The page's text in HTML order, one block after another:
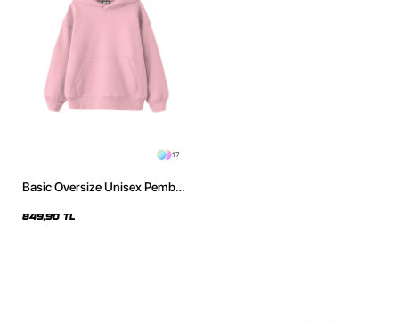
17
Basic Oversize Unisex Pembe
849,90 TL